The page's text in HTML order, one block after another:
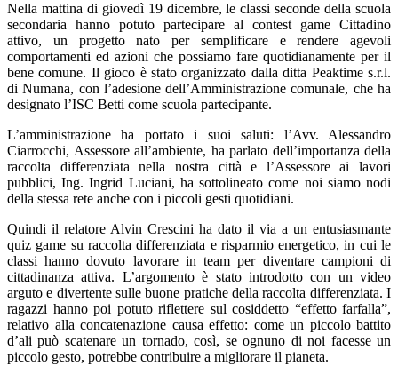
Nella mattina di giovedì 19 dicembre, le classi seconde della scuola
secondaria hanno potuto partecipare al contest game Cittadino
attivo, un progetto nato per semplificare e rendere agevoli
comportamenti ed azioni che possiamo fare quotidianamente per il
bene comune. Il gioco è stato organizzato dalla ditta Peaktime s.r.l.
di Numana, con l’adesione dell’Amministrazione comunale, che ha
designato l’ISC Betti come scuola partecipante.
L’amministrazione ha portato i suoi saluti: l’Avv. Alessandro
Ciarrocchi, Assessore all’ambiente, ha parlato dell’importanza della
raccolta differenziata nella nostra città e l’Assessore ai lavori
pubblici, Ing. Ingrid Luciani, ha sottolineato come noi siamo nodi
della stessa rete anche con i piccoli gesti quotidiani.
Quindi il relatore Alvin Crescini ha dato il via a un entusiasmante
quiz game su raccolta differenziata e risparmio energetico, in cui le
classi hanno dovuto lavorare in team per diventare campioni di
cittadinanza attiva. L’argomento è stato introdotto con un video
arguto e divertente sulle buone pratiche della raccolta differenziata. I
ragazzi hanno poi potuto riflettere sul cosiddetto “effetto farfalla”,
relativo alla concatenazione causa effetto: come un piccolo battito
d’ali può scatenare un tornado, così, se ognuno di noi facesse un
piccolo gesto, potrebbe contribuire a migliorare il pianeta.